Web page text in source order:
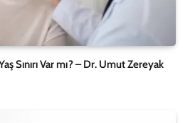
Sınırı Var mı? – Dr. Umut Zereyak